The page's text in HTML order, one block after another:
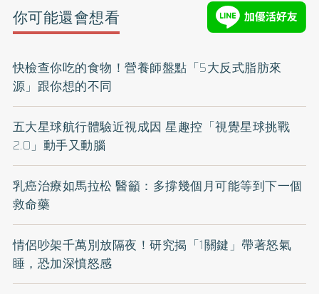
你可能還會想看
快檢查你吃的食物！營養師盤點「5大反式脂肪來
源」跟你想的不同
五大星球航行體驗近視成因 星趣控「視覺星球挑戰
2.0」動手又動腦
乳癌治療如馬拉松 醫籲：多撐幾個月可能等到下一個
救命藥
情侶吵架千萬別放隔夜！研究揭「1關鍵」帶著怒氣
睡，恐加深憤怒感